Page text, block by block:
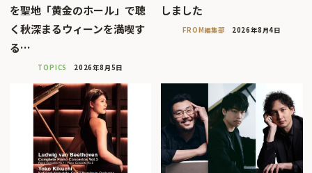
を聖地「黄金のホール」で聴
く秋深まるウィーンを満喫す
る…
TOPICS 2026年8月5日
しました
FROM編集部 2026年8月4日